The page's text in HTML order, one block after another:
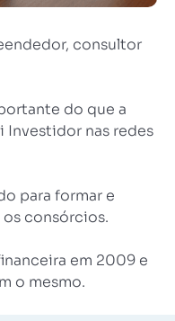
consultor
do que a
Investidor nas redes
para formar e
consórcios.
em 2009 e
o mesmo.